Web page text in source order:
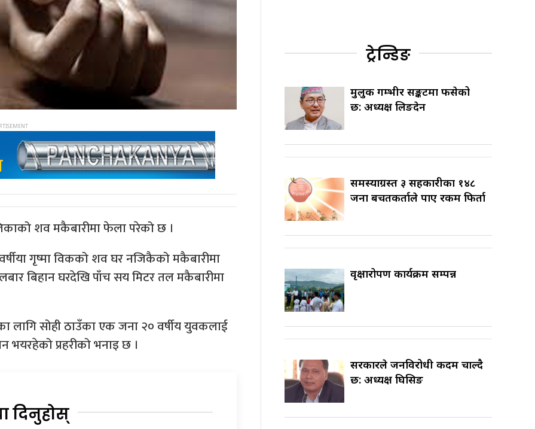
शव मकैबारीमा फेला परेको छ ।
गृष्मा विकको शव घर नजिकैको मकैबारीमा
बिहान घरदेखि पाँच सय मिटर तल मकैबारीमा
लागि सोही ठाउँका एक जना २० वर्षीय युवकलाई
भयरहेको प्रहरीको भनाइ छ ।
दिनुहोस्
ट्रेन्डिङ
मुलुक गम्भीर सङ्कटमा फसेको
छ: अध्यक्ष लिङदेन
समस्याग्रस्त ३ सहकारीका १४८
जना बचतकर्ताले पाए रकम फिर्ता
वृक्षारोपण कार्यक्रम सम्पन्न
सरकारले जनविरोधी कदम चाल्दै
छ: अध्यक्ष घिसिङ